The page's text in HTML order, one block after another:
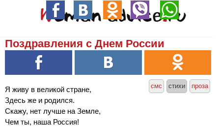
Поздравления с Днем России
смс стихи проза
Я живу в великой стране,
Здесь же и родился.
Скажу, нет лучше на Земле,
Чем ты, наша Россия!